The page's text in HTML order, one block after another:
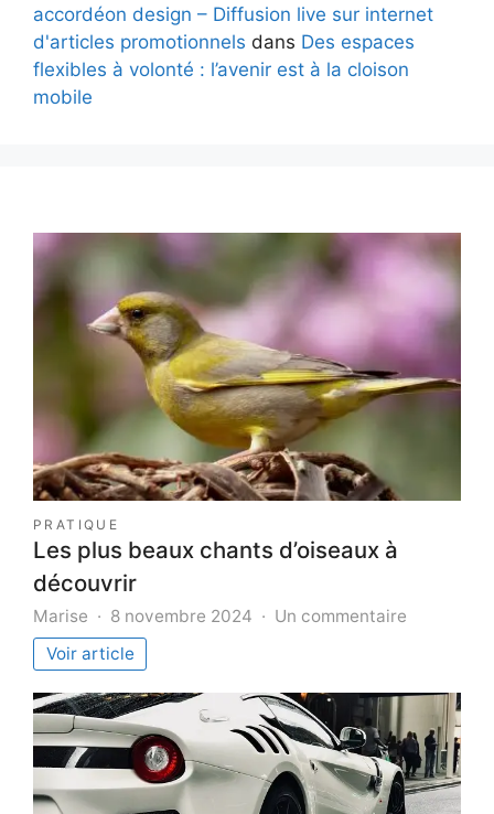
accordéon design – Diffusion live sur internet
d'articles promotionnels dans Des espaces
flexibles à volonté : l’avenir est à la cloison
mobile
PRATIQUE
Les plus beaux chants d’oiseaux à
découvrir
Marise 8 novembre 2024 Un commentaire
chants
d’oiseaux
découvrir
Voir article